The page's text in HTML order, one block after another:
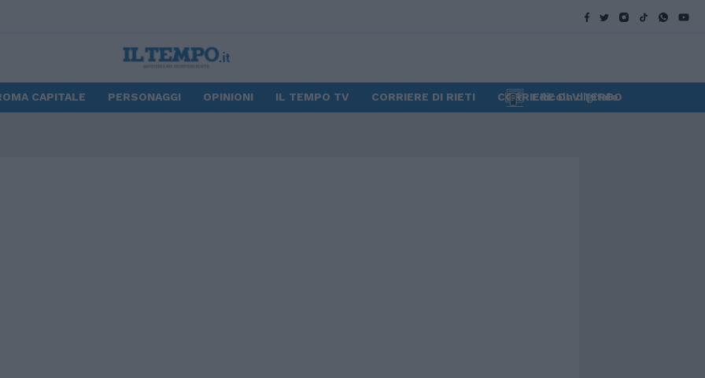
CAPITALE PERSONAGGI OPINIONI IL TEMPO TV CORRIERE DI RIETI CORRIERE DI VITERBO
Edicola digitale